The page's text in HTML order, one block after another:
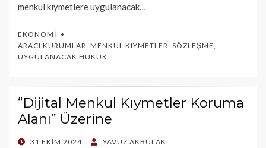
menkul kıymetlere uygulanacak…
EKONOMI
ARACI KURUMLAR, MENKUL KIYMETLER, SÖZLEŞME,
UYGULANACAK HUKUK
“Dijital Menkul Kıymetler Koruma
Alanı” Üzerine
POSTED
31 EKIM 2024 YAVUZ AKBULAK